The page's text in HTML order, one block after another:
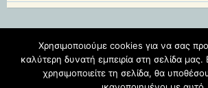
Φιλοξενείται στο https://blogs.sch.gr |
Automattic.
Χρησιμοποιούμε cookies για να σας
καλύτερη δυνατή εμπειρία στη σελίδα
χρησιμοποιείτε τη σελίδα, θα